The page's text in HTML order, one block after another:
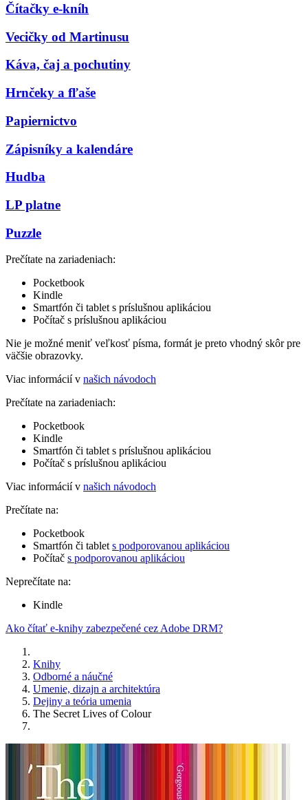
Čítačky e-kníh
Vecičky od Martinusu
Káva, čaj a pochutiny
Hrnčeky a fľaše
Papiernictvo
Zápisníky a kalendáre
Hudba
LP platne
Puzzle
Prečítate na zariadeniach:
Pocketbook
Kindle
Smartfón či tablet s príslušnou aplikáciou
Počítač s príslušnou aplikáciou
Nie je možné meniť veľkosť písma, formát je preto vhodný skôr pre
väčšie obrazovky.
Viac informácií v našich návodoch
Prečítate na zariadeniach:
Pocketbook
Kindle
Smartfón či tablet s príslušnou aplikáciou
Počítač s príslušnou aplikáciou
Viac informácií v našich návodoch
Prečítate na:
Pocketbook
Smartfón či tablet s podporovanou aplikáciou
Počítač s podporovanou aplikáciou
Neprečítate na:
Kindle
Ako čítať e-knihy zabezpečené cez Adobe DRM?
Knihy
Odborné a náučné
Umenie, dizajn a architektúra
Dejiny a teória umenia
The Secret Lives of Colour